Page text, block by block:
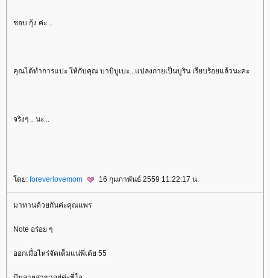
ชอบ กุ้ง ค่ะ ..
คุณได้ทำการแปะ ให้กับคุณ บาบิบูเบะ...แปลงกายเป็นบูริน เรียบร้อยแล้วนะคะ
จริงๆ .. นะ ..
ดย: foreverlovemom 16 กุมภาพันธ์ 2559 11:22:17 น.
มาทานด้วยกันค่ะคุณแพร
Note อร่อย ๆ
ออกเมื่อไหร่จัดเต็มแน่พี่เต้ย 55